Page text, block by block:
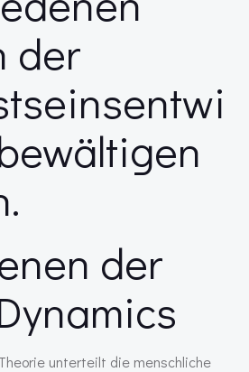
der
der
unterteilt die menschliche